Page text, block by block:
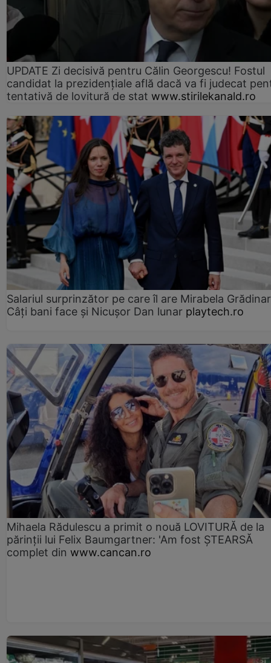
UPDATE Zi decisivă pentru Călin Georgescu! Fostul
candidat la prezidențiale află dacă va fi judecat
tentativă de lovitură de stat www.stirilekanald.ro
Salariul surprinzător pe care îl are Mirabela
Câţi bani face şi Nicuşor Dan lunar playtech.ro
Mihaela Rădulescu a primit o nouă LOVITURĂ de la
părinții lui Felix Baumgartner: 'Am fost ȘTEARSĂ
complet din www.cancan.ro